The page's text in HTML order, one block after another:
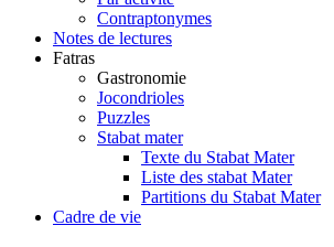
Contraptonymes
Notes de lectures
Fatras
Gastronomie
Jocondrioles
Puzzles
Stabat mater
Texte du Stabat Mater
Liste des stabat Mater
Partitions du Stabat Mater
Cadre de vie